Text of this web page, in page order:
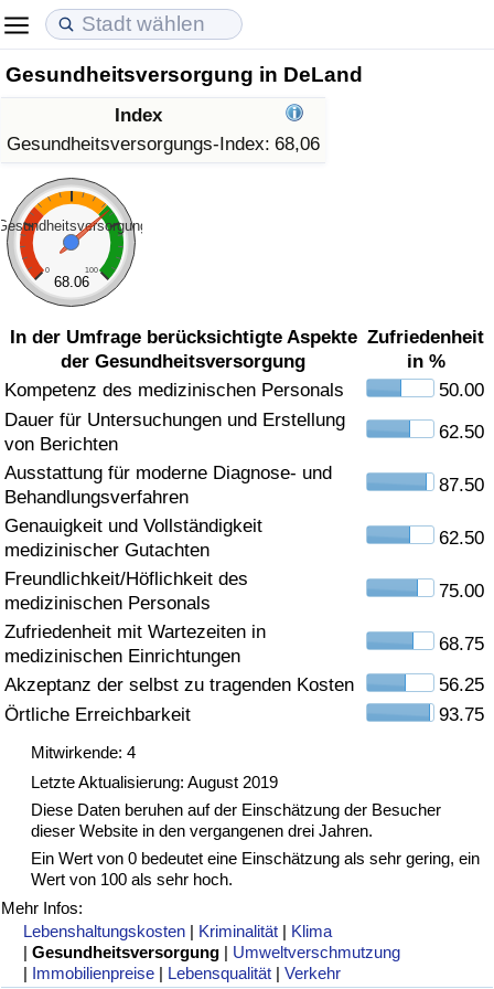
Gesundheitsversorgung in DeLand
Index
Gesundheitsversorgungs-Index: 68,06
0 100
68.06
In der Umfrage berücksichtigte Aspekte
der Gesundheitsversorgung
Zufriedenheit
in %
Kompetenz des medizinischen Personals
50.00
Dauer für Untersuchungen und Erstellung
von Berichten
62.50
Ausstattung für moderne Diagnose- und
Behandlungsverfahren
87.50
Genauigkeit und Vollständigkeit
medizinischer Gutachten
62.50
Freundlichkeit/Höflichkeit des
medizinischen Personals
75.00
Zufriedenheit mit Wartezeiten in
medizinischen Einrichtungen
68.75
Akzeptanz der selbst zu tragenden Kosten
56.25
Örtliche Erreichbarkeit
93.75
Mitwirkende: 4
Letzte Aktualisierung: August 2019
Diese Daten beruhen auf der Einschätzung der Besucher
dieser Website in den vergangenen drei Jahren.
Ein Wert von 0 bedeutet eine Einschätzung als sehr gering, ein
Wert von 100 als sehr hoch.
Mehr Infos:
Lebenshaltungskosten | Kriminalität | Klima
|Gesundheitsversorgung | Umweltverschmutzung
| Immobilienpreise | Lebensqualität |Verkehr
Lebenshaltungskosten
Lebenshaltungskosten-Index (aktuell)
Lebenshaltungskosten-Index
Lebenshaltungskosten-Index nach Land
in Akaba
Immobilienpreise
Immobilienpreis-Index (aktuell)
Immobilienpreis-Index
Immobilienpreis-Index nach Land
Lebensqualität
Lebensqualität-Index
Lebensqualität-Index (aktuell)
Lebensqualitätsindex nach Land
Kriminalität
Kriminalitäts-Index (aktuell)
Kriminalitäts-Index
Kriminalitätsindex nach Land
Gesundheitsversorgung
Gesundheitsversorgungs-Index (aktuell)
Gesundheitsversorgungs-Index
Gesundheitsversorgungs-Index nach Land
Umweltverschmutzung
Umweltverschmutzungs-Index (aktuell)
Verschmutzungsindex
Umweltverschmutzungs-Index nach Land
Verkehr